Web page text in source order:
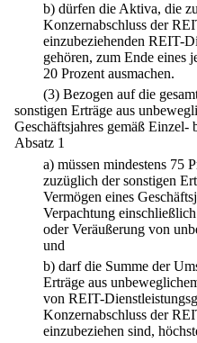
b) dürfen die Aktiva, die
Konzernabschluss der
einzubeziehenden REIT-
gehören, zum Ende eines
20 Prozent ausmachen.
(3) Bezogen auf die
sonstigen Erträge aus
Geschäftsjahres gemäß Einzel-
Absatz 1
a) müssen mindestens 75
zuzüglich der sonstigen
Vermögen eines
Verpachtung
oder Veräußerung von
und
b) darf die Summe der
Erträge aus
von REIT-
Konzernabschluss der
einzubeziehen sind,